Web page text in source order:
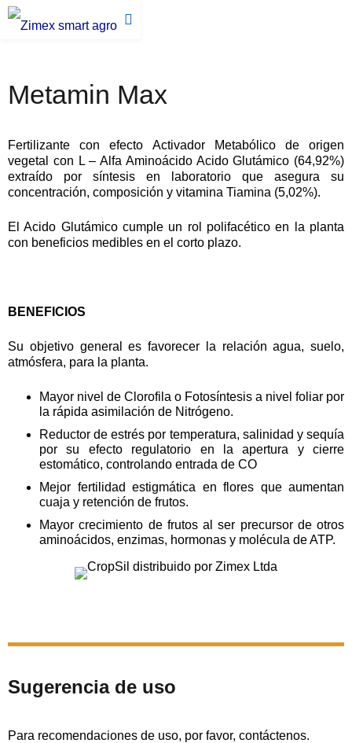
Metamin Max
Fertilizante con efecto Activador Metabólico de origen
vegetal con L – Alfa Aminoácido Acido Glutámico (64,92%)
extraído por síntesis en laboratorio que asegura su
concentración, composición y vitamina Tiamina (5,02%).
El Acido Glutámico cumple un rol polifacético en la planta
con beneficios medibles en el corto plazo.
BENEFICIOS
Su objetivo general es favorecer la relación agua, suelo,
atmósfera, para la planta.
Mayor nivel de Clorofila o Fotosíntesis a nivel foliar por
la rápida asimilación de Nitrógeno.
Reductor de estrés por temperatura, salinidad y sequía
por su efecto regulatorio en la apertura y cierre
estomático, controlando entrada de CO
Mejor fertilidad estigmática en flores que aumentan
cuaja y retención de frutos.
Mayor crecimiento de frutos al ser precursor de otros
aminoácidos, enzimas, hormonas y molécula de ATP.
Sugerencia de uso
Para recomendaciones de uso, por favor, contáctenos.